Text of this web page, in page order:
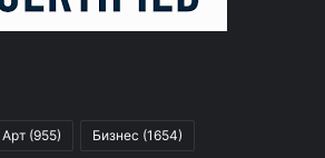
Арт (955) Бизнес (1654)